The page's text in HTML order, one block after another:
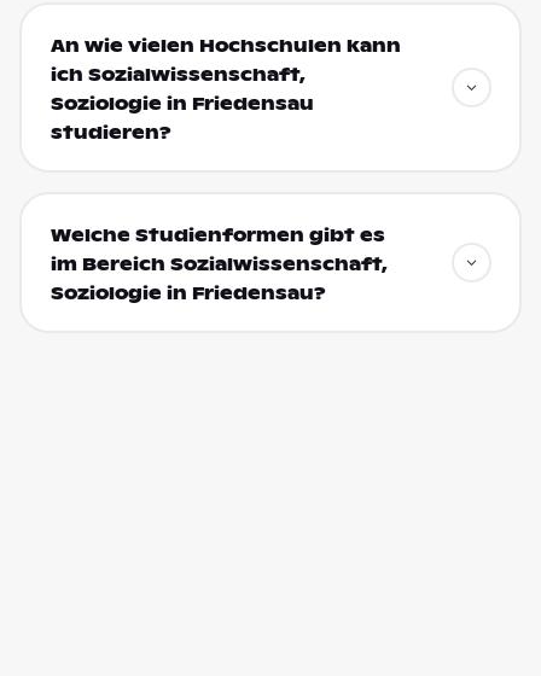
An wie vielen Hochschulen kann
ich Sozialwissenschaft,
Soziologie in Friedensau
studieren?
Welche Studienformen gibt es
im Bereich Sozialwissenschaft,
Soziologie in Friedensau?